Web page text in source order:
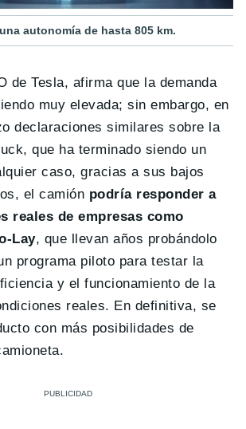
autonomía de hasta 805 km.
de Tesla, afirma que la demanda
muy elevada; sin embargo, en
declaraciones similares sobre la
que ha terminado siendo un
caso, gracias a sus bajos
el camión podría responder a
reales de empresas como
Lay, que llevan años probándolo
programa piloto para testar la
y el funcionamiento de la
reales. En definitiva, se
con más posibilidades de